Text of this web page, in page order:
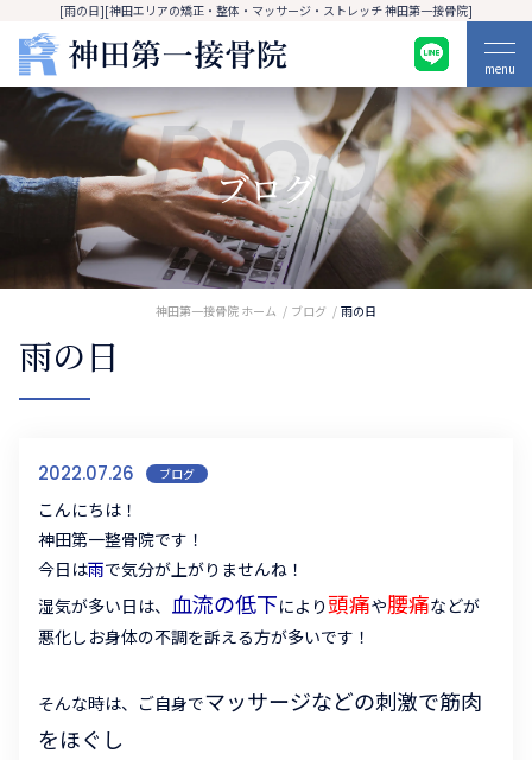
[雨の日][神田エリアの矯正・整体・マッサージ・ストレッチ 神田第一接骨院]
menu
Blog
ブログ
神田第一接骨院 ホーム ブログ 雨の日
雨の日
2022.07.26 ブログ
こんにちは！
神田第一整骨院です！
今日は雨で気分が上がりませんね！
湿気が多い日は、 血流の低下により頭痛や腰痛などが
悪化しお身体の不調を訴える方が多いです！
そんな時は、ご自身でマッサージなどの刺激で筋肉
をほぐし